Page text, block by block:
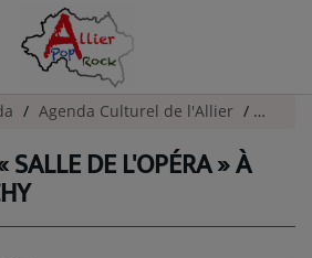
Agenda Culturel de l'Allier Visite
SALLE DE L'OPÉRA » À